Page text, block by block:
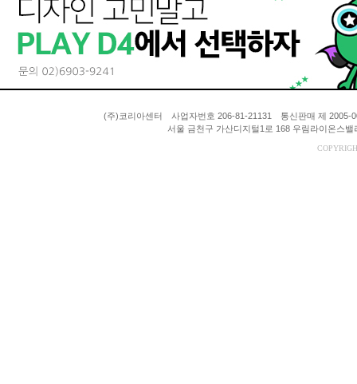
(주)코리아센터 사업자번호 206-81-21131 통신판매 제
서울 금천구 가산디지털1로 168 우림라이온